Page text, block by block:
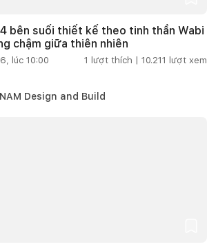
bên suối thiết kế theo tinh thần Wabi
chậm giữa thiên nhiên
lúc 10:00 1 lượt thích | 10.211 lượt xem
Design and Build